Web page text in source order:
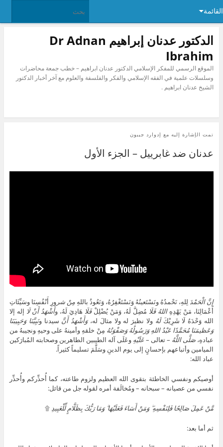
القائمة
الدكتور عدنان إبراهيم Dr Adnan
Ibrahim
الموقع الرسمي للمفكر الإسلامي الدكتور عدنان ابراهيم – خطب جمعة محاضرات
وسلسلات علمية في الفقه الإسلامي والفكر والفلسفة والعلوم مع آخر أخبار الدكتور
الشيخ عدنان ابراهيم .
تمت الإشارة إليه مع إدوارد جيبون
عدنان ضد غابرييل – الجزء الأول
إِنَّ الْحَمْدَ لِلهِ، نَحْمدُهُ ونَسْتَعينُهُ وَنَسْتَغْفِرُهُ، وَنَعُوذُ باللهِ مِنْ شر ورِ أَنْفُسِنَا وسَيِّئَاتِ
أَعْمَالِنَا، مَنْ يَهْدِهِاللهُ فَلَا مُضِلَّ لَهُ، وَمَنْ يُضْلِلْفَلَا هَادِيَ لَهُ، وأَشْهَدُ أَنْ لَا إله إلا
الله وَحْدَهُ لَا شَرِيْكَلَهُ ولا نظيرَ له ولا مثالَ له،وَأَشْهَدُ أَنَّ سيدنا ونَبِيَّنَا وَحَبِيبَنَا
وَعَظيمَنَا مُحَمَّدًا عَبْدُ اللهِ وَرَسُولُهُ وَصَفْوَتُهُ مِنْ خلقهِ وأمينهُ على وحيهِ ونجيبهُ من
عبادهِ، صَلَّى اللَّهُ – تعالى –عَلَيْهِ وعَلَى آله الطيبين الطاهرين وصحابته المُبارَكين
الميامين وأتباعهم بإحسانٍ إلى يوم الدينِ وسَلَّمَ تسليماً كثيراً.
عباد الله:
أوصيكم ونفسي الخاطئة بتقوى الله العظيم ولزوم طاعته، كما أُحذِّركم وأُحذِّر
نفسي من عصيانه – سبحانه – ومُخالَفة أمره لقوله جل من قائل:
مَّنْ عَمِلَ صَالِحًا فَلِنَفْسِهِ ۖ وَمَنْ أَسَاءَ فَعَلَيْهَا ۗ وَمَا رَبُّكَ بِظَلَّامٍ لِّلْعَبِيدِ ۩
ثم أما بعد: